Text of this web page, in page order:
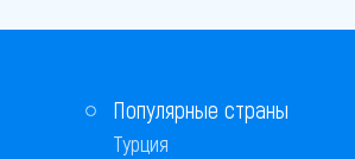
Популярные страны
Турция